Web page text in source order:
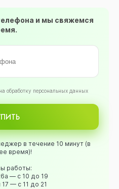
и мы свяжемся
обработку персональных данных
в течение 10 минут (в
время)!
работы:
— с 10 до 19
— с 11 до 21